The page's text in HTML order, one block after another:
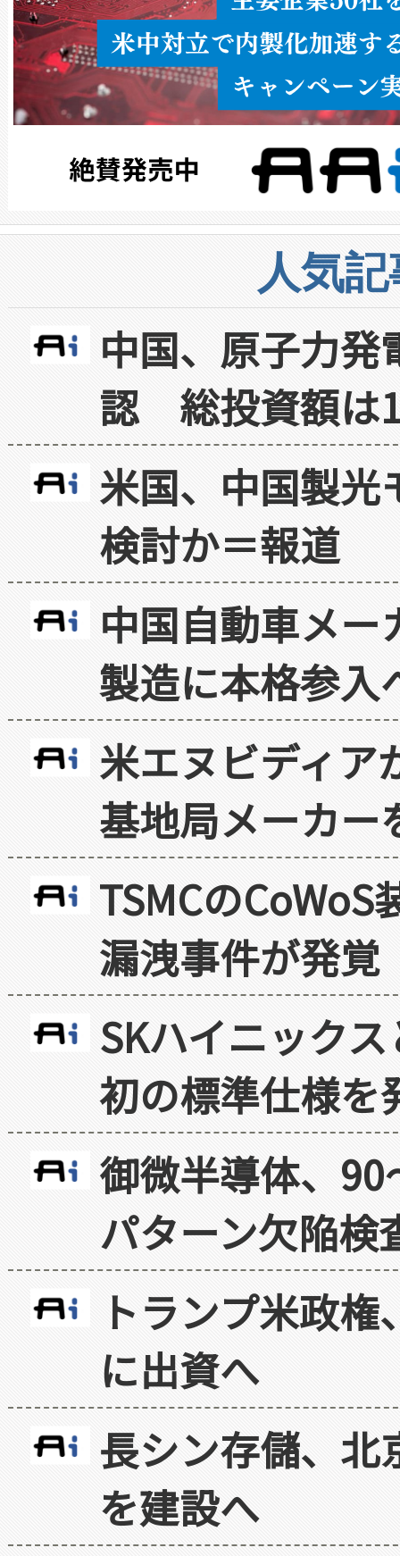
人気
中国、原子力
認 総投資額は
米国、中国製光
検討か＝報道
中国自動車メ
製造に本格参入
米エヌビディア
基地局メーカー
TSMCの
漏洩事件が発覚
SKハイニック
初の標準仕様を
御微半導体、
パターン欠陥検
トランプ米政
に出資へ
長シン存儲、北
を建設へ